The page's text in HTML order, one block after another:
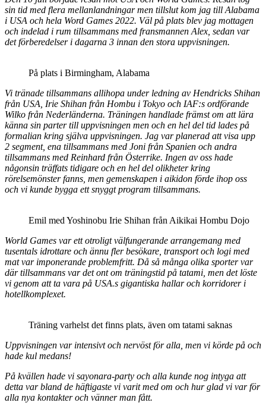
sin tid med flera mellanlandningar men tillslut kom jag till Alabama
i USA och hela Word Games 2022. Väl på plats blev jag mottagen
och indelad i rum tillsammans med fransmannen Alex, sedan var
det förberedelser i dagarna 3 innan den stora uppvisningen.
På plats i Birmingham, Alabama
Vi tränade tillsammans allihopa under ledning av Hendricks Shihan
från USA, Irie Shihan från Hombu i Tokyo och IAF:s ordförande
Wilko från Nederländerna. Träningen handlade främst om att lära
känna sin parter till uppvisningen men och en hel del tid lades på
formalian kring själva uppvisningen. Jag var planerad att visa upp
2 segment, ena tillsammans med Joni från Spanien och andra
tillsammans med Reinhard från Österrike. Ingen av oss hade
någonsin träffats tidigare och en hel del olikheter kring
rörelsemönster fanns, men gemenskapen i aikidon förde ihop oss
och vi kunde bygga ett snyggt program tillsammans.
Emil med Yoshinobu Irie Shihan från Aikikai Hombu Dojo
World Games var ett otroligt välfungerande arrangemang med
tusentals idrottare och ännu fler besökare, transport och logi med
mat var imponerande problemfritt. Då så många olika sporter var
där tillsammans var det ont om träningstid på tatami, men det löste
vi genom att ta vara på USA.s gigantiska hallar och korridorer i
hotellkomplexet.
Träning varhelst det finns plats, även om tatami saknas
Uppvisningen var intensivt och nervöst för alla, men vi körde på och
hade kul medans!
På kvällen hade vi sayonara-party och alla kunde nog intyga att
detta var bland de häftigaste vi varit med om och hur glad vi var för
alla nya kontakter och vänner man fått.